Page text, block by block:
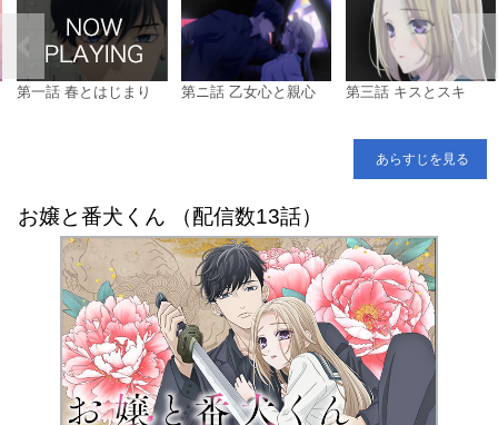
第一話 春とはじまり 第ニ話 乙女心と親心 第三話 キスとスキ
あらすじを見る
お嬢と番犬くん （配信数13話）